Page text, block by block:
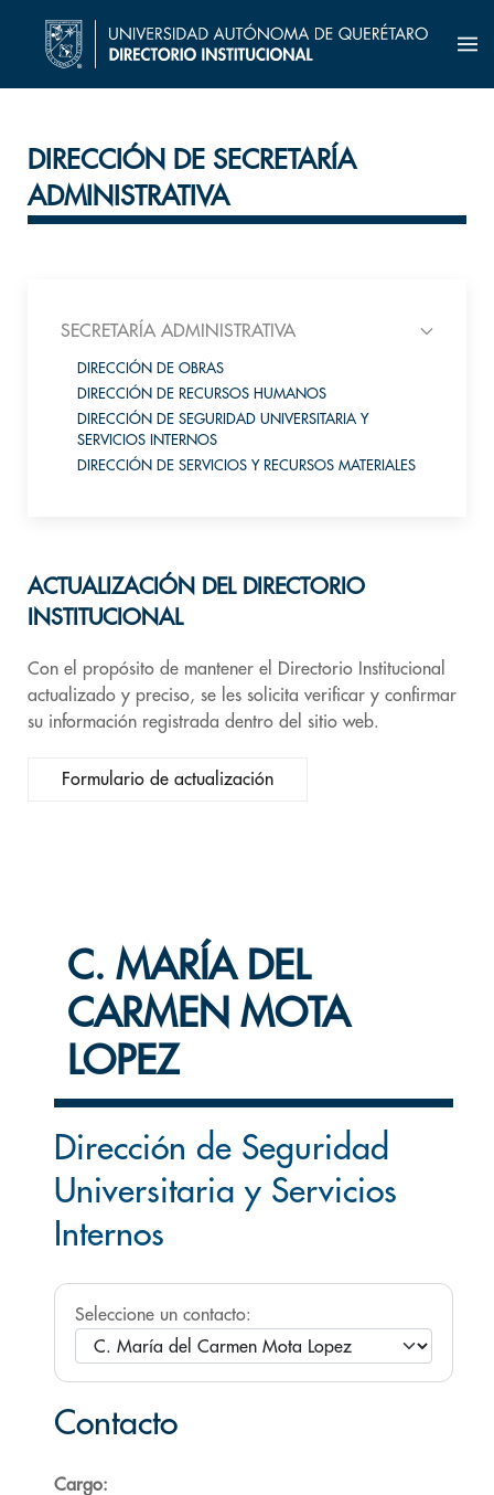
DIRECCIÓN DE SECRETARÍA
ADMINISTRATIVA
SECRETARÍA ADMINISTRATIVA
DIRECCIÓN DE OBRAS
DIRECCIÓN DE RECURSOS HUMANOS
DIRECCIÓN DE SEGURIDAD UNIVERSITARIA Y
SERVICIOS INTERNOS
DIRECCIÓN DE SERVICIOS Y RECURSOS MATERIALES
ACTUALIZACIÓN DEL DIRECTORIO
INSTITUCIONAL
Con el propósito de mantener el Directorio Institucional
actualizado y preciso, se les solicita verificar y confirmar
su información registrada dentro del sitio web.
Formulario de actualización
C. MARÍA DEL
CARMEN MOTA
LOPEZ
Dirección de Seguridad
Universitaria y Servicios
Internos
Seleccione un contacto:
Contacto
Cargo: